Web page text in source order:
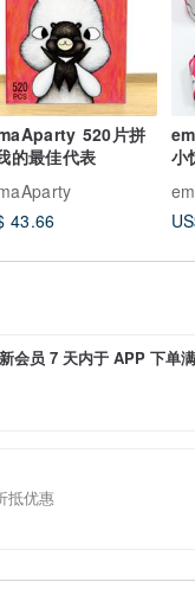
520片拼
的最佳代表
43.66
小
会员 7 天内于 APP 下单
抵优惠